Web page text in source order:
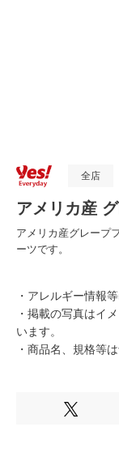
全店
アメリカ産
アメリカ産グレープ
ーツです。
・アレルギー情報
・掲載の写真はイ
います。
・商品名、規格等
Xでシェ